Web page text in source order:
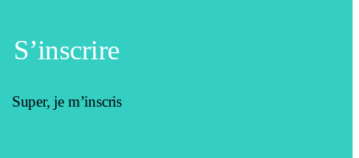
S’inscrire
Super, je m’inscris